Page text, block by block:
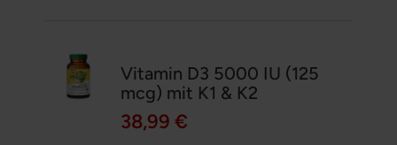
Vitamin D3 5000 IU (125
mcg) mit K1 & K2
38,99 €